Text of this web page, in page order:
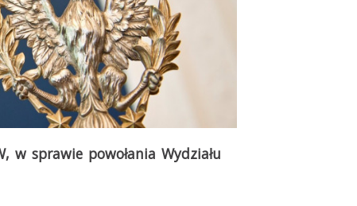
w sprawie powołania Wydziału